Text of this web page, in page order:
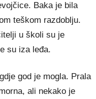
Baka je bila
teškom razdoblju.
u školi su je
su iza leđa.
god je mogla. Prala
ali nekako je